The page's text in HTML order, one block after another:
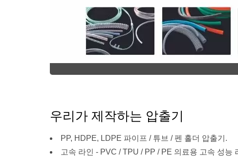
우리가 제작하는 압출기
PP, HDPE, LDPE 파이프 / 튜브 / 펜 홀더 압출기.
고속 라인 - PVC / TPU / PP / PE 의료용 고속 성능